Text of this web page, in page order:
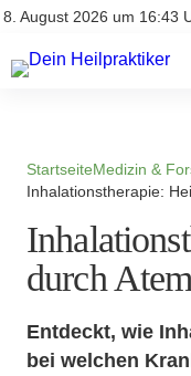
8. August 2026 um 16:43
Impressum
Natürliche
Heilpflanzen &
StartseiteMedizin &
Inhalationstherapie:
durch
Entdeckt, wie
bei welchen